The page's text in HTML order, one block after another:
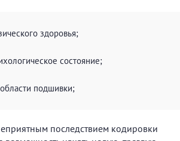
здоровья;
состояние;
подшивки;
последствием кодировки